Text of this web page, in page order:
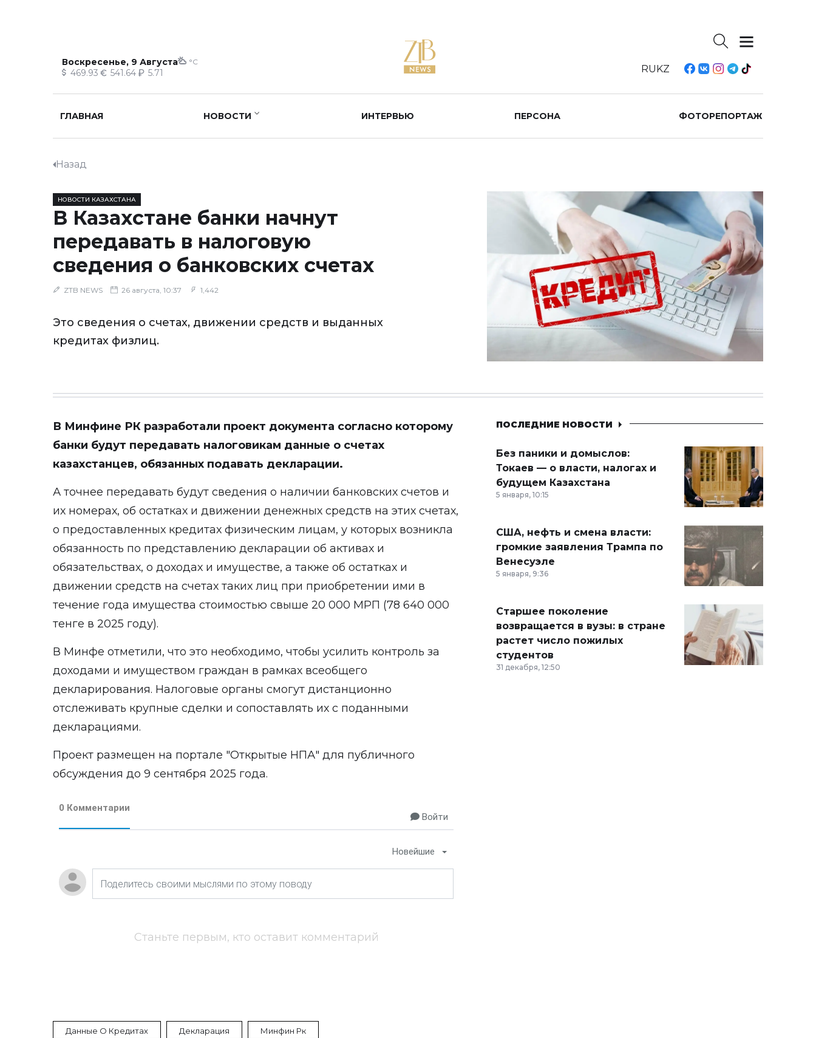
Воскресенье, 9 Августа °C
469.93 541.64 5.71 RUKZ
ГЛАВНАЯ НОВОСТИ ИНТЕРВЬЮ ПЕРСОНА ФОТОРЕПОРТАЖ
Назад
НОВОСТИ КАЗАХСТАНА
В Казахстане банки начнут
передавать в налоговую
сведения о банковских счетах
ZTB NEWS 26 августа, 10:37 1,442
Это сведения о счетах, движении средств и выданных
кредитах физлиц.
В Минфине РК разработали проект документа согласно которому
банки будут передавать налоговикам данные о счетах
казахстанцев, обязанных подавать декларации.
А точнее передавать будут сведения о наличии банковских счетов и
их номерах, об остатках и движении денежных средств на этих счетах,
о предоставленных кредитах физическим лицам, у которых возникла
обязанность по представлению декларации об активах и
обязательствах, о доходах и имуществе, а также об остатках и
движении средств на счетах таких лиц при приобретении ими в
течение года имущества стоимостью свыше 20 000 МРП (78 640 000
тенге в 2025 году).
В Минфе отметили, что это необходимо, чтобы усилить контроль за
доходами и имуществом граждан в рамках всеобщего
декларирования. Налоговые органы смогут дистанционно
отслеживать крупные сделки и сопоставлять их с поданными
декларациями.
Проект размещен на портале "Открытые НПА" для публичного
обсуждения до 9 сентября 2025 года.
0 Комментарии
Войти
Новейшие
Станьте первым, кто оставит комментарий
Данные О Кредитах Декларация Минфин Рк
ПОСЛЕДНИЕ НОВОСТИ
Без паники и домыслов:
Токаев — о власти, налогах и
будущем Казахстана
5 января, 10:15
США, нефть и смена власти:
громкие заявления Трампа по
Венесуэле
5 января, 9:36
Старшее поколение
возвращается в вузы: в стране
растет число пожилых
студентов
31 декабря, 12:50